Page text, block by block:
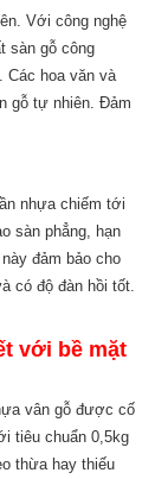
Với công nghệ
sàn gỗ công
Các hoa văn và
gỗ tự nhiên. Đảm
nhựa chiếm tới
sàn phẳng, hạn
đảm bảo cho
có độ đàn hồi tốt.
với bề mặt
vân gỗ được cố
tiêu chuẩn 0,5kg
thừa hay thiếu